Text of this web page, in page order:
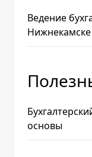
Ведение
Нижнекамске
основы